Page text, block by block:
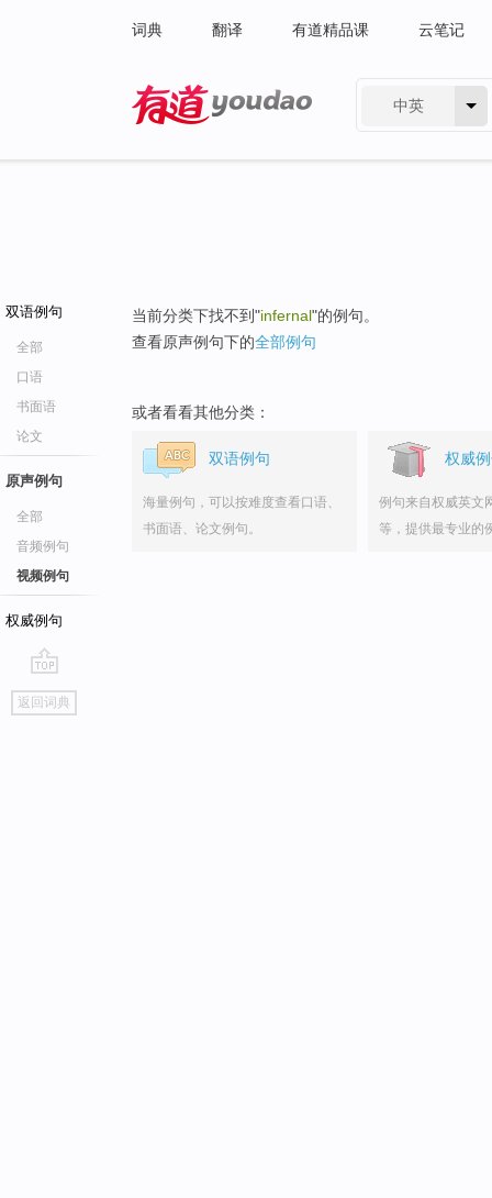
词典 翻译 有道精品课 云笔记
中英
双语例句
全部
口语
书面语
论文
原声例句
全部
音频例句
视频例句
权威例句
go
top
返回词典
当前分类下找不到"infernal"的例句。
查看原声例句下的全部例句
或者看看其他分类：
双语例句
海量例句，可以按难度查看口语、
书面语、论文例句。
权威
例句来自权威英文
等，提供最专业的